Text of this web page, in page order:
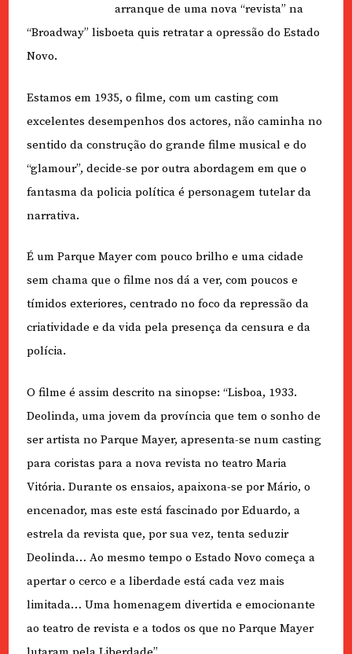
arranque de uma nova “revista” na
“Broadway” lisboeta quis retratar a opressão do Estado
Novo.
Estamos em 1935, o filme, com um casting com
excelentes desempenhos dos actores, não caminha no
sentido da construção do grande filme musical e do
“glamour”, decide-se por outra abordagem em que o
fantasma da policia política é personagem tutelar da
narrativa.
É um Parque Mayer com pouco brilho e uma cidade
sem chama que o filme nos dá a ver, com poucos e
tímidos exteriores, centrado no foco da repressão da
criatividade e da vida pela presença da censura e da
polícia.
O filme é assim descrito na sinopse: “Lisboa, 1933.
Deolinda, uma jovem da província que tem o sonho de
ser artista no Parque Mayer, apresenta-se num casting
para coristas para a nova revista no teatro Maria
Vitória. Durante os ensaios, apaixona-se por Mário, o
encenador, mas este está fascinado por Eduardo, a
estrela da revista que, por sua vez, tenta seduzir
Deolinda… Ao mesmo tempo o Estado Novo começa a
apertar o cerco e a liberdade está cada vez mais
limitada… Uma homenagem divertida e emocionante
ao teatro de revista e a todos os que no Parque Mayer